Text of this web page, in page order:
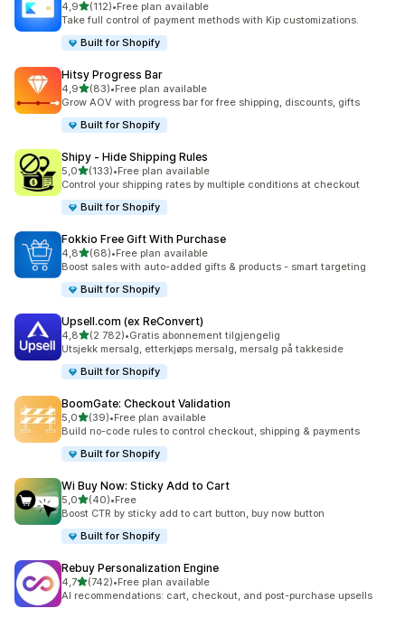
4,9av 5 stjerner
(112)
Totalt 112 omtaler
•Free plan available
Take full control of payment methods with Kip customizations.
Built for Shopify
Hitsy Progress Bar
4,9av 5 stjerner
(83)
Totalt 83 omtaler
•Free plan available
Grow AOV with progress bar for free shipping, discounts, gifts
Built for Shopify
Shipy ‑ Hide Shipping Rules
5,0av 5 stjerner
(133)
Totalt 133 omtaler
•Free plan available
Control your shipping rates by multiple conditions at checkout
Built for Shopify
Fokkio Free Gift With Purchase
4,8av 5 stjerner
(68)
Totalt 68 omtaler
•Free plan available
Boost sales with auto-added gifts & products - smart targeting
Built for Shopify
Upsell.com (ex ReConvert)
4,8av 5 stjerner
(2 782)
Totalt 2782 omtaler
•Gratis abonnement tilgjengelig
Utsjekk mersalg, etterkjøps mersalg, mersalg på takkeside
Built for Shopify
BoomGate: Checkout Validation
5,0av 5 stjerner
(39)
Totalt 39 omtaler
•Free plan available
Build no-code rules to control checkout, shipping & payments
Built for Shopify
Wi Buy Now: Sticky Add to Cart
5,0av 5 stjerner
(40)
Totalt 40 omtaler
•Free
Boost CTR by sticky add to cart button, buy now button
Built for Shopify
Rebuy Personalization Engine
4,7av 5 stjerner
(742)
Totalt 742 omtaler
•Free plan available
AI recommendations: cart, checkout, and post-purchase upsells